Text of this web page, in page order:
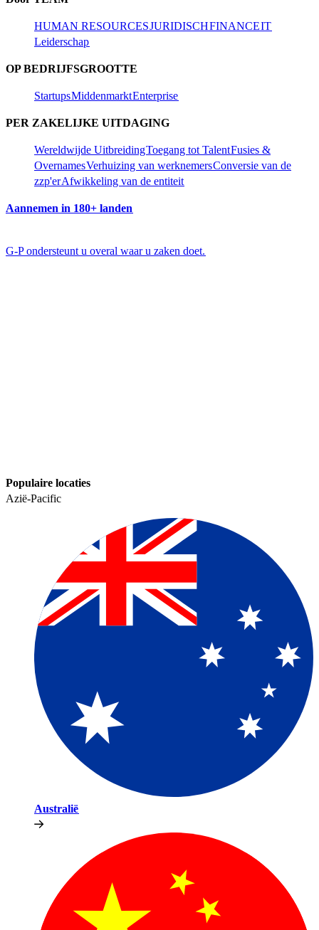
HUMAN RESOURCES​​JURIDISCH​​FINANCE​​IT​​
Leiderschap​​
OP BEDRIJFSGROOTTE​​
Startups​​Middenmarkt​​Enterprise​​
PER ZAKELIJKE UITDAGING​​
Wereldwijde Uitbreiding​​Toegang tot Talent​​Fusies &
Overnames​​Verhuizing van werknemers​​Conversie van de
zzp'er​​Afwikkeling van de entiteit​​
Aannemen in 180+ landen​​
G-P ondersteunt u overal waar u zaken doet.​​
Populaire locaties​​
Azië-Pacific​​
Australië​​